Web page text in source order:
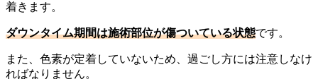
着きます。
ダウンタイム期間は施術部位が傷ついている状態です。
また、色素が定着していないため、過ごし方には注意しなけ
ればなりません。